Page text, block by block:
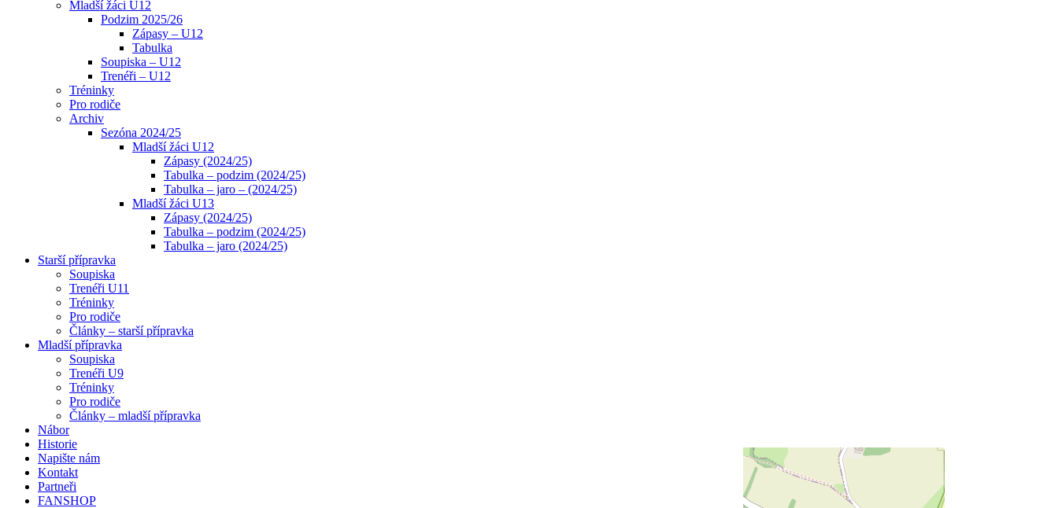
Mladší žáci U12
Podzim 2025/26
Zápasy – U12
Tabulka
Soupiska – U12
Trenéři – U12
Tréninky
Pro rodiče
Archiv
Sezóna 2024/25
Mladší žáci U12
Zápasy (2024/25)
Tabulka – podzim (2024/25)
Tabulka – jaro – (2024/25)
Mladší žáci U13
Zápasy (2024/25)
Tabulka – podzim (2024/25)
Tabulka – jaro (2024/25)
Starší přípravka
Soupiska
Trenéři U11
Tréninky
Pro rodiče
Články – starší přípravka
Mladší přípravka
Soupiska
Trenéři U9
Tréninky
Pro rodiče
Články – mladší přípravka
Nábor
Historie
Napište nám
Kontakt
Partneři
FANSHOP